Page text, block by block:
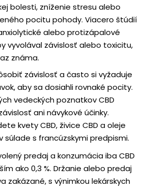
bolesti, zníženie stresu alebo
pocitu pohody. Viacero štúdií
alebo protizápalové
vyvolával závislosť alebo toxicitu,
známa.
závislosť a často si vyžaduje
aby sa dosiahli rovnaké pocity.
vedeckých poznatkov CBD
ani návykové účinky.
kvety CBD, živice CBD a oleje
súlade s francúzskymi predpismi.
predaj a konzumácia iba CBD
ako 0,3 %. Držanie alebo predaj
zakázané, s výnimkou lekárskych